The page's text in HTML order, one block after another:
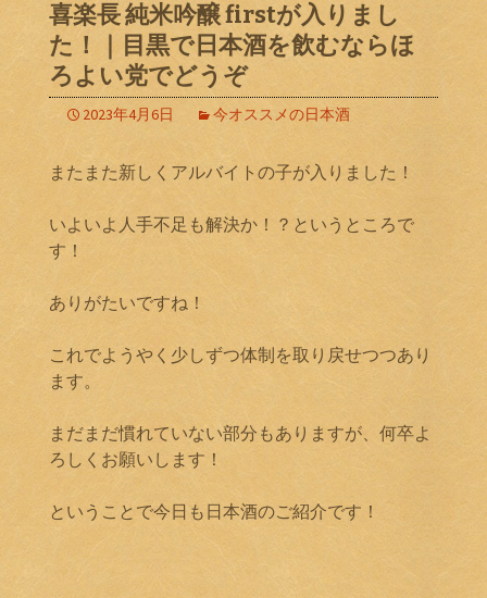
喜楽長 純米吟醸 firstが入りまし
た！｜目黒で日本酒を飲むならほ
ろよい党でどうぞ
2023年4月6日 今オススメの日本酒
またまた新しくアルバイトの子が入りました！
いよいよ人手不足も解決か！？というところで
す！
ありがたいですね！
これでようやく少しずつ体制を取り戻せつつあり
ます。
まだまだ慣れていない部分もありますが、何卒よ
ろしくお願いします！
ということで今日も日本酒のご紹介です！